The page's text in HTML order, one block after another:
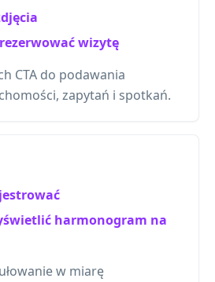
wizytę
CTA do podawania
zapytań i spotkań.
harmonogram na
w miarę